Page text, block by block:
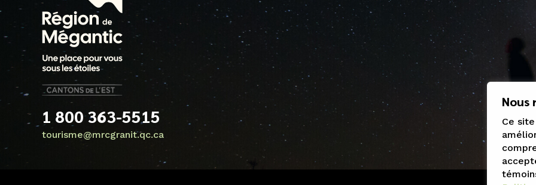
1 800 363-5515
tourisme@mrcgranit.qc.ca
Nous
Ce